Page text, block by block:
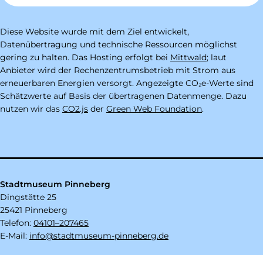
Diese Website wurde mit dem Ziel entwickelt,
Datenübertragung und technische Ressourcen möglichst
gering zu halten. Das Hosting erfolgt bei Mittwald; laut
Anbieter wird der Rechenzentrumsbetrieb mit Strom aus
erneuerbaren Energien versorgt. Angezeigte CO₂e-Werte sind
Schätzwerte auf Basis der übertragenen Datenmenge. Dazu
nutzen wir das CO2.js der Green Web Foundation.
Stadtmuseum Pinneberg
Dingstätte 25
25421 Pinneberg
Telefon: 04101–207465
E-Mail: info@stadtmuseum-pinneberg.de